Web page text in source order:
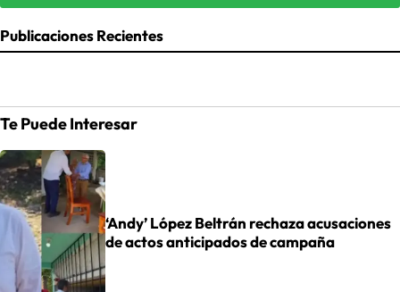
Publicaciones Recientes
Te Puede Interesar
‘Andy’ López Beltrán rechaza acusaciones
de actos anticipados de campaña